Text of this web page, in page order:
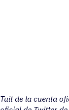
Tuit de la cuenta